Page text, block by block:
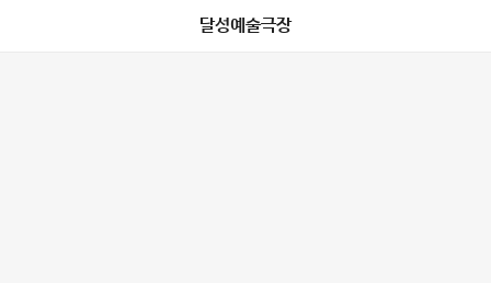
달성예술극장